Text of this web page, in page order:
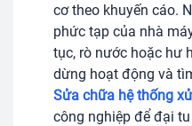
cơ theo khuyến cáo.
phức tạp của nhà
tục, rò nước hoặc hư
dừng hoạt động và
Sửa chữa hệ thống
công nghiệp để đại